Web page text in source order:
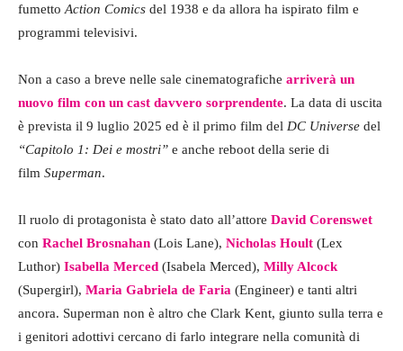
fumetto Action Comics del 1938 e da allora ha ispirato film e
programmi televisivi.
Non a caso a breve nelle sale cinematografiche arriverà un
nuovo film con un cast davvero sorprendente. La data di uscita
è prevista il 9 luglio 2025 ed è il primo film del DC Universe del
“Capitolo 1: Dei e mostri” e anche reboot della serie di
film Superman.
Il ruolo di protagonista è stato dato all’attore David Corenswet
con Rachel Brosnahan (Lois Lane), Nicholas Hoult (Lex
Luthor) Isabella Merced (Isabela Merced), Milly Alcock
(Supergirl), Maria Gabriela de Faria (Engineer) e tanti altri
ancora. Superman non è altro che Clark Kent, giunto sulla terra e
i genitori adottivi cercano di farlo integrare nella comunità di